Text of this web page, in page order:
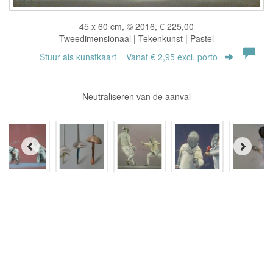
45 x 60 cm, © 2016, € 225,00
Tweedimensionaal | Tekenkunst | Pastel
Stuur als kunstkaart Vanaf € 2,95 excl. porto
Neutraliseren van de aanval